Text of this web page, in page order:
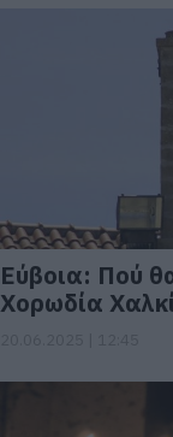
Εύβοια: Πού
Χορωδία